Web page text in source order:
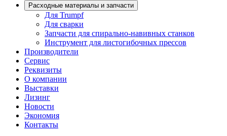
Расходные материалы и запчасти
Для Trumpf
Для сварки
Запчасти для спирально-навивных станков
Инструмент для листогибочных прессов
Производители
Сервис
Реквизиты
О компании
Выставки
Лизинг
Новости
Экономия
Контакты